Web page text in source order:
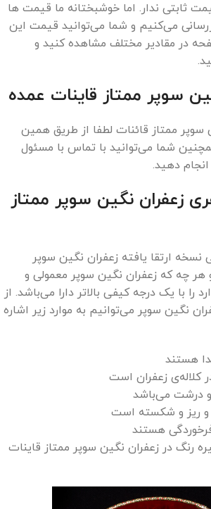
ثابتی ندار. اما خوشبختانه ما قیمت ها
می‌کنیم و شما می‌توانید قیمت این
در مقادیر مختلف مشاهده کنید و
سوپر ممتاز قاینات عمده
سوپر ممتاز قائنات لطفا از طریق همین
شما می‌توانید با تماس با مسئول
دهید.
زعفران نگین سوپر ممتاز
نسخه ارتقا یافته زعفران نگین سوپر
چه که زعفران نگین سوپر معمولی و
را با یک درجه کیفی بالاتر دارا می‌باشد. از
نگین سوپر می‌توانیم به موارد زیر اشاره
هستند
کلاله‌ی زعفران است
درشت می‌باشد
و ریز و شکسته است
هستند
رنگ در زعفران نگین سوپر ممتاز قاینات